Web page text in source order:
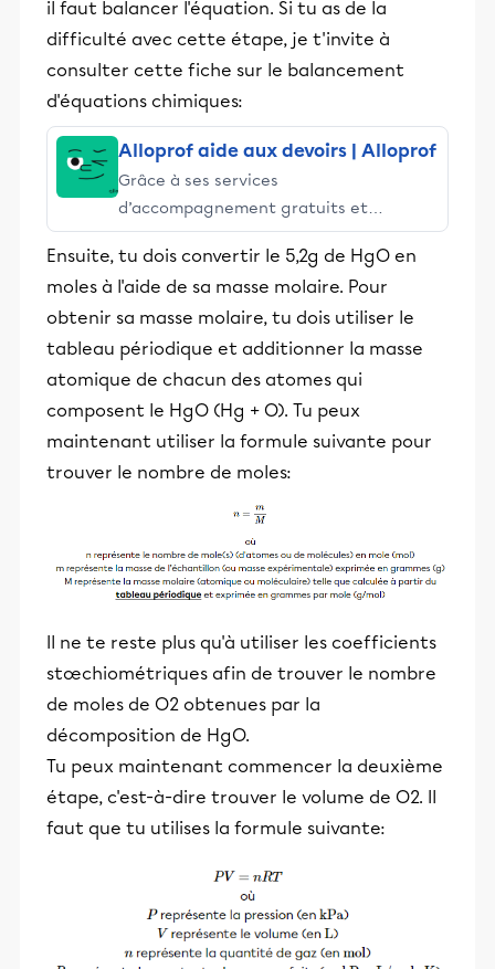
il faut balancer l'équation. Si tu as de la
difficulté avec cette étape, je t'invite à
consulter cette fiche sur le balancement
d'équations chimiques:
Alloprof aide aux devoirs | Alloprof
Grâce à ses services
d’accompagnement gratuits et
stimulants, Alloprof engage les élèves
et leurs parents dans la réussite
éducative.
Ensuite, tu dois convertir le 5,2g de HgO en
moles à l'aide de sa masse molaire. Pour
obtenir sa masse molaire, tu dois utiliser le
tableau périodique et additionner la masse
atomique de chacun des atomes qui
composent le HgO (Hg + O). Tu peux
maintenant utiliser la formule suivante pour
trouver le nombre de moles:
Il ne te reste plus qu'à utiliser les coefficients
stœchiométriques afin de trouver le nombre
de moles de O2 obtenues par la
décomposition de HgO.
Tu peux maintenant commencer la deuxième
étape, c'est-à-dire trouver le volume de O2. Il
faut que tu utilises la formule suivante: